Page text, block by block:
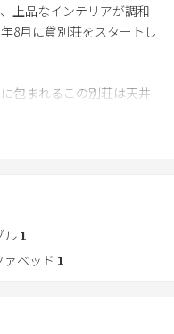
出となることは間違いあ
うなロフトが広がりま
梁、白い壁、美しいディ
適さを体験してみてくだ
れが私たちの提供する"箱
ております。
上品なインテリアが調和
8月に貸別荘をスタートし
包まれるこの別荘は天井
。大きなダイニングテー
香り。穏やかな団欒の時
爽やかな風を感じなが
ル 1
ァベッド 1